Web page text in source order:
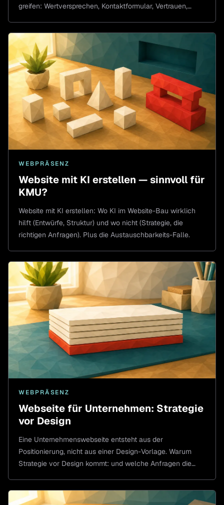
greifen: Wertversprechen, Kontaktformular, Vertrauen,
WEBPRÄSENZ
Website mit KI erstellen — sinnvoll für
KMU?
Website mit KI erstellen: Wo KI im Website-Bau wirklich
hilft (Entwürfe, Struktur) und wo nicht (Strategie, die
richtigen Anfragen). Plus die Austauschbarkeits-Falle.
WEBPRÄSENZ
Webseite für Unternehmen: Strategie
vor Design
Eine Unternehmenswebseite entsteht aus der
Positionierung, nicht aus einer Design-Vorlage. Warum
Strategie vor Design kommt: und welche Anfragen die